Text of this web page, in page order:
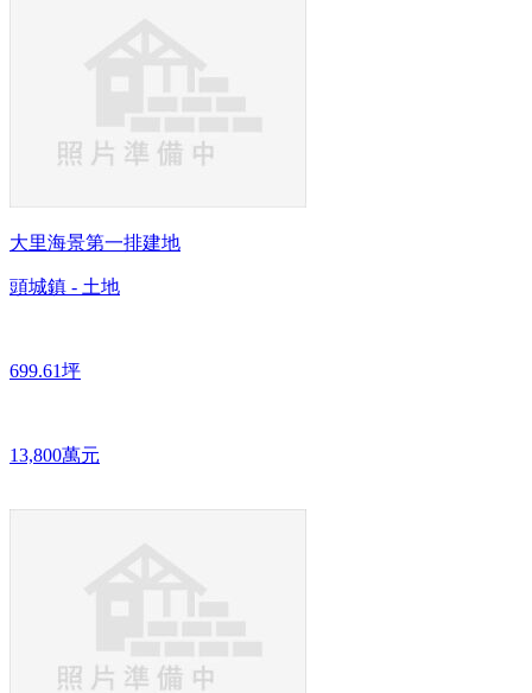
大里海景第一排建地
頭城鎮 - 土地
699.61坪
13,800萬元